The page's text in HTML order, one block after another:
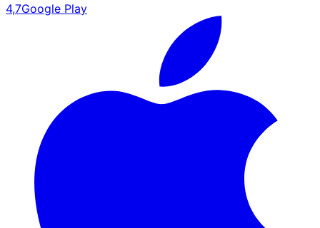
4,7Google Play